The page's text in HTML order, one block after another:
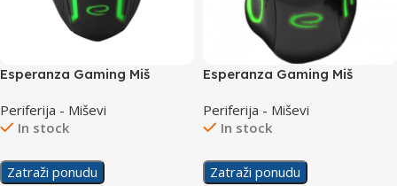
Esperanza Gaming Miš
Periferija - Miševi
In stock
Zatraži ponudu
Esperanza Gaming Miš
Periferija - Miševi
In stock
Zatraži ponudu